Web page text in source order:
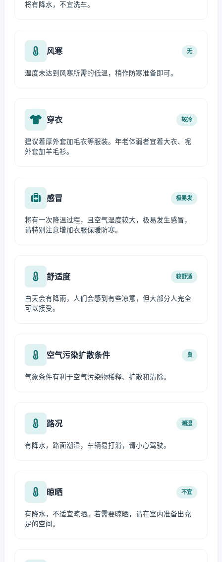
将有降水，不宜洗车。
风寒 无
温度未达到风寒所需的低温，稍作防寒准备即可。
穿衣 较冷
建议着厚外套加毛衣等服装。年老体弱者宜着大衣、呢
外套加羊毛衫。
感冒 极易发
将有一次降温过程，且空气湿度较大，极易发生感冒，
请特别注意增加衣服保暖防寒。
舒适度 较舒适
白天会有降雨，人们会感到有些凉意，但大部分人完全
可以接受。
空气污染扩散条件 良
气象条件有利于空气污染物稀释、扩散和清除。
路况 潮湿
有降水，路面潮湿，车辆易打滑，请小心驾驶。
晾晒 不宜
有降水，不适宜晾晒。若需要晾晒，请在室内准备出充
足的空间。